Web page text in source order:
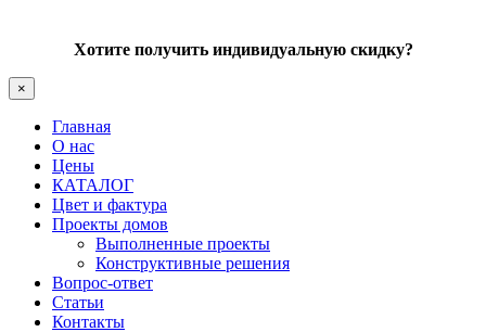
Хотите получить индивидуальную скидку?
×
Главная
О нас
Цены
КАТАЛОГ
Цвет и фактура
Проекты домов
Выполненные проекты
Конструктивные решения
Вопрос-ответ
Статьи
Контакты